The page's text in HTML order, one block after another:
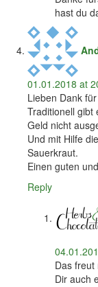
hast du
01.01.2018 at
Lieben Dank
Traditionell gibt
Geld nicht
Und mit Hilfe
Sauerkraut.
Einen guten
Reply
Das
Dir auch